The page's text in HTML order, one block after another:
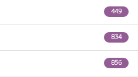
449
834
856